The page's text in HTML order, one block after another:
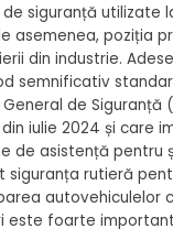
siguranță utilizate
asemenea, poziția
din industrie.
semnificativ
de Siguranță
iulie 2024 și care
de asistență pentru
siguranța rutieră
autovehiculelor
este foarte